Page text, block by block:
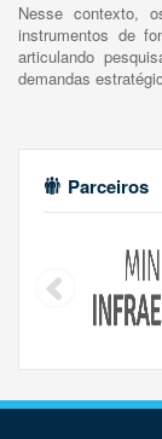
Nesse contexto,
instrumentos de
articulando
demandas
Parceiros